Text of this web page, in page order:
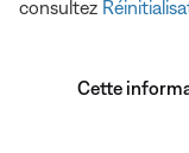
consultez
Cette